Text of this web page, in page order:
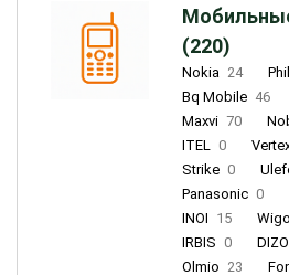
(220)
Nokia 24
Bq Mobile 46
Maxvi 70
ITEL 0
Strike 0
Panasonic 0
INOI 15
IRBIS 0 DIZO
Olmio 23